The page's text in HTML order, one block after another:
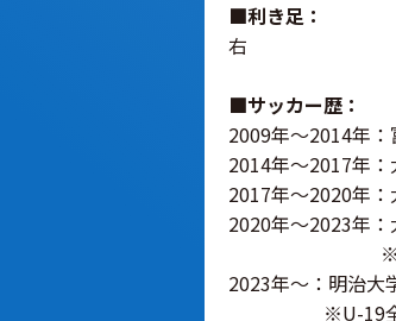
■利き足：
右
■サッカー歴：
2009年～2014年
2014年～2017年
2017年～2020年
2020年～2023年
※U-16日
2023年～：明治大
※U-19全日